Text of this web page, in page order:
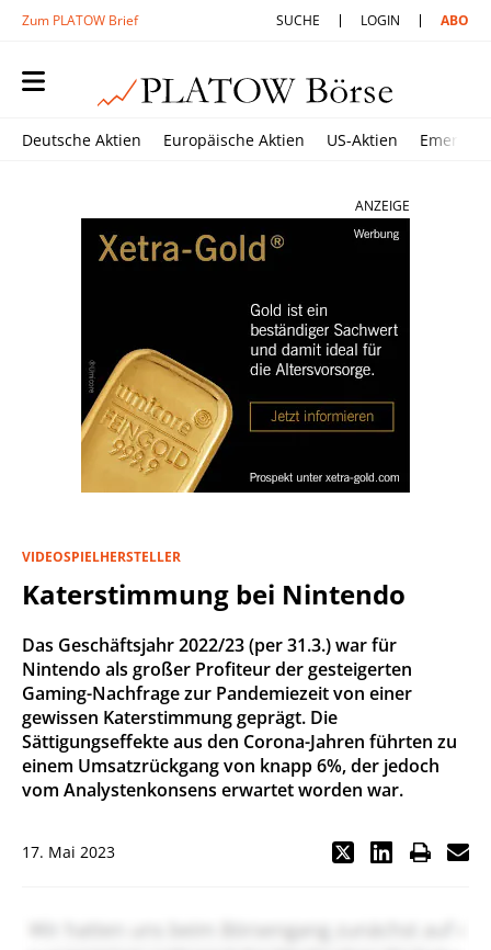
Zum PLATOW Brief SUCHE LOGIN ABO
Deutsche Aktien Europäische Aktien US-Aktien
ANZEIGE
VIDEOSPIELHERSTELLER
Katerstimmung bei Nintendo
Das Geschäftsjahr 2022/23 (per 31.3.) war für
Nintendo als großer Profiteur der gesteigerten
Gaming-Nachfrage zur Pandemiezeit von einer
gewissen Katerstimmung geprägt. Die
Sättigungseffekte aus den Corona-Jahren führten zu
einem Umsatzrückgang von knapp 6%, der jedoch
vom Analystenkonsens erwartet worden war.
17. Mai 2023